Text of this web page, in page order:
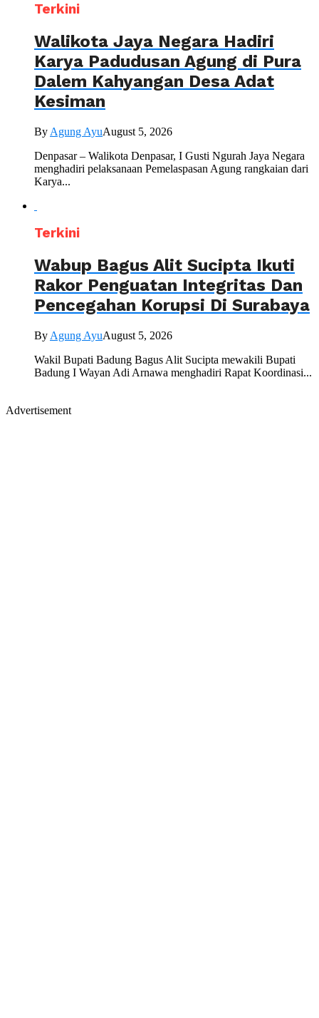
Terkini
Walikota Jaya Negara Hadiri
Karya Padudusan Agung di Pura
Dalem Kahyangan Desa Adat
Kesiman
By Agung AyuAugust 5, 2026
Denpasar – Walikota Denpasar, I Gusti Ngurah Jaya Negara
menghadiri pelaksanaan Pemelaspasan Agung rangkaian dari
Karya...
Terkini
Wabup Bagus Alit Sucipta Ikuti
Rakor Penguatan Integritas Dan
Pencegahan Korupsi Di Surabaya
By Agung AyuAugust 5, 2026
Wakil Bupati Badung Bagus Alit Sucipta mewakili Bupati
Badung I Wayan Adi Arnawa menghadiri Rapat Koordinasi...
Advertisement